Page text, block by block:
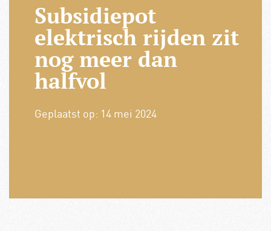
Subsidiepot
elektrisch rijden zit
nog meer dan
halfvol
Geplaatst op: 14 mei 2024